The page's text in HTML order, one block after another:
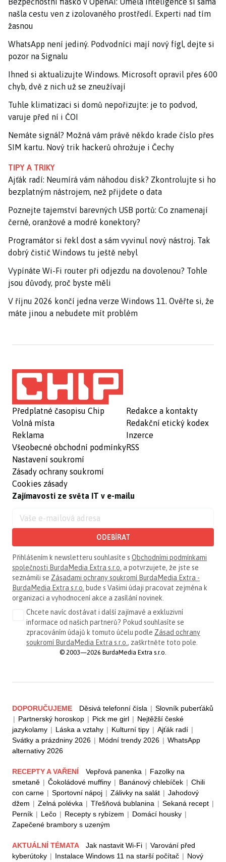
našla cestu ven z izolovaného prostředí. Experti nad tím
žasnou
WhatsApp není jediný. Podvodníci mají nový fígl, dejte si
pozor na Signalu
Ihned si aktualizujte Windows. Microsoft opravil přes 600
chyb, dvě z nich už se zneužívají
Tuhle klimatizaci si domů nepořizujte: je to podvod,
varuje před ní i ČOI
Nemáte signál? Možná vám právě někdo krade číslo přes
SIM kartu. Nový trik hackerů ohrožuje i Čechy
TIPY A TRIKY
Ajťák radí: Neumírá vám náhodou disk? Zkontrolujte si ho
bezplatným nástrojem, než přijdete o data
Poznejte tajemství barevných USB portů: Co znamenají
černé, oranžové a modré konektory?
Programátor si řekl dost a sám vyvinul nový nástroj. Tak
dobrý čistič Windows tu ještě nebyl
Vypínáte Wi-Fi router při odjezdu na dovolenou? Tohle
jsou důvody, proč byste měli
V říjnu 2026 končí jedna verze Windows 11. Ověřte si, že
máte jinou a nebudete mít problém
Předplatné časopisu Chip
Volná místa
Reklama
Všeobecné obchodní podmínky
Nastavení soukromí
Zásady ochrany soukromí
Cookies zásady
Redakce a kontakty
Redakční etický kodex
Inzerce
RSS
Zajímavosti ze světa IT v e-mailu
ODEBÍRAT
Přihlášením k newsletteru souhlasíte s Obchodními podmínkami
společnosti BurdaMedia Extra s.r.o. a potvrzujete, že jste se
seznámili se Zásadami ochrany soukromí BurdaMedia Extra -
BurdaMedia Extra s.r.o. bude s Vašimi údaji pracovat zejména k
organizaci a vyhodnocení akce a zasílání novinek.
Chcete navíc dostávat i další zajímavé a exkluzivní
informace od našich partnerů? Pokud souhlasíte se
zpracováním údajů k tomuto účelu podle Zásad ochrany
soukromí BurdaMedia Extra s.r.o. , zaškrtněte toto pole.
© 2003—2026 BurdaMedia Extra s.r.o.
DOPORUČUJEME Děsivá telefonní čísla | Slovník puberťáků
| Partnerský horoskop | Pick me girl | Nejtěžší české
jazykolamy | Láska a vztahy | Kulturní tipy | Ajťák radí |
Svátky a prázdniny 2026 | Módní trendy 2026 | WhatsApp
alternativy 2026
RECEPTY A VAŘENÍ Vepřová panenka | Fazolky na
smetaně | Čokoládové muffiny | Banánový chlebíček | Chili
con carne | Sportovní nápoj | Zálivky na salát | Jahodový
džem | Zelná polévka | Třešňová bublanina | Sekaná recept |
Perník | Lečo | Recepty s rybízem | Domácí housky |
Zapečené brambory s uzeným
AKTUÁLNÍ TÉMATA Jak nastavit Wi-Fi | Varování před
kyberútoky | Instalace Windows 11 na starší počítač | Nový